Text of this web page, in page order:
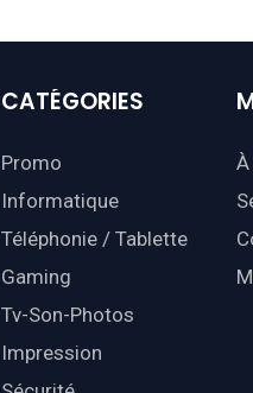
CATÉGORIES
Promo
Informatique
Téléphonie / Tablette
Gaming
Tv-Son-Photos
Impression